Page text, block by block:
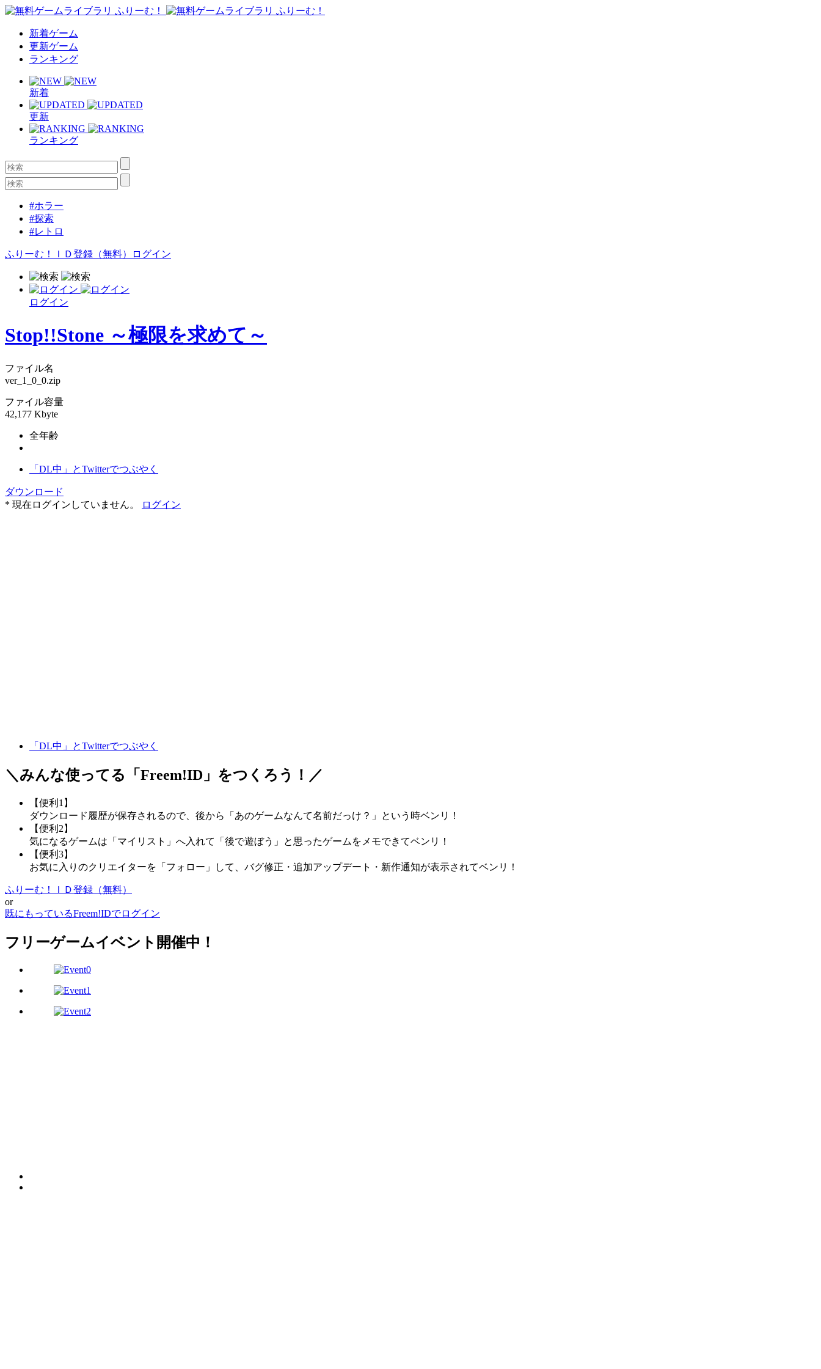
新着ゲーム
更新ゲーム
ランキング
新着
更新
ランキング
#ホラー
#探索
#レトロ
ふりーむ！ＩＤ登録（無料） ログイン
ログイン
Stop!!Stone ～極限を求めて～
ファイル名
ver_1_0_0.zip
ファイル容量
42,177 Kbyte
全年齢
「DL中」とTwitterでつぶやく
ダウンロード
* 現在ログインしていません。
ログイン
「DL中」とTwitterでつぶやく
＼みんな使ってる「 Freem!ID 」をつくろう！／
【便利1】
ダウンロード履歴が保存されるので、後から「あのゲームなんて名前だっけ？」という時ベンリ！
【便利2】
気になるゲームは「マイリスト」へ入れて「後で遊ぼう」と思ったゲームをメモできてベンリ！
【便利3】
お気に入りのクリエイターを「フォロー」して、バグ修正・追加アップデート・新作通知が表示されてベンリ！
ふりーむ！ＩＤ登録（無料）
or
既にもっているFreem!IDでログイン
フリーゲームイベント開催中！